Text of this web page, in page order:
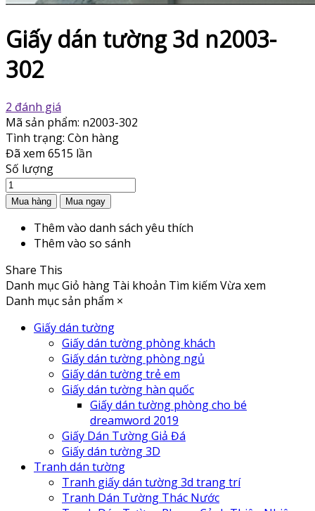
Giấy dán tường 3d n2003-
302
2 đánh giá
Mã sản phẩm: n2003-302
Tình trạng: Còn hàng
Đã xem 6515 lần
Số lượng
Thêm vào danh sách yêu thích
Thêm vào so sánh
Share This
Danh mụcGiỏ hàng Tài khoản Tìm kiếm Vừa xem
Danh mục sản phẩm ×
Giấy dán tường
Giấy dán tường phòng khách
Giấy dán tường phòng ngủ
Giấy dán tường trẻ em
Giấy dán tường hàn quốc
Giấy dán tường phòng cho bé
dreamword 2019
Giấy Dán Tường Giả Đá
Giấy dán tường 3D
Tranh dán tường
Tranh giấy dán tường 3d trang trí
Tranh Dán Tường Thác Nước